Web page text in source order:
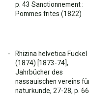
p. 43 Sanctionnement :
Pommes frites (1822)
Rhizina helvetica Fuckel
(1874) [1873-74],
Jahrbücher des
nassauischen vereins
naturkunde, 27-28, p. 66